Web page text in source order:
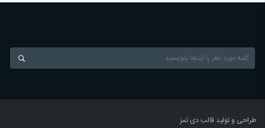
طراحی و تولید قالبدی تمز